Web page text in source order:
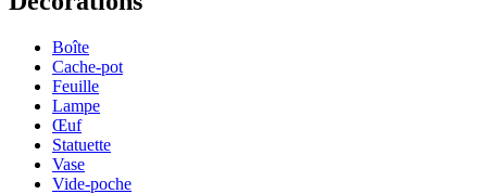
Boîte
Cache-pot
Feuille
Lampe
Œuf
Statuette
Vase
Vide-poche